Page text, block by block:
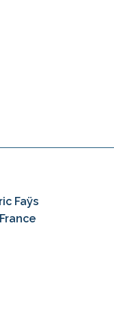
Faÿs